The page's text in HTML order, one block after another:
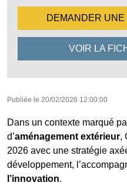
DEMANDER UNE
VOIR LA
Publiée le 20/02/2026 12:00:00
Dans un contexte marqué
d’aménagement extérieur,
2026 avec une stratégie
développement,
l’innovation.